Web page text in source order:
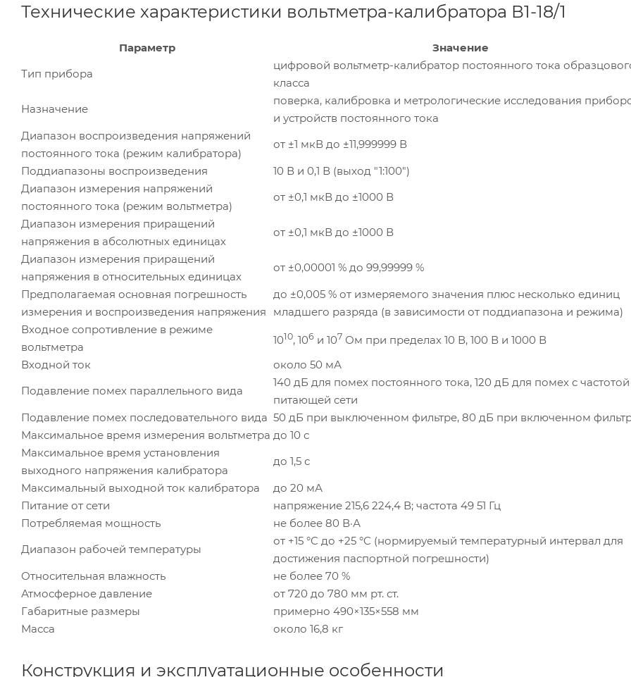
Технические характеристики вольтметра-калибратора В1-18/1
Параметр
Значение
Тип прибора
цифровой вольтметр-калибратор постоянного тока
класса
Назначение
поверка, калибровка и метрологические исследования
и устройств постоянного тока
Диапазон воспроизведения напряжений
постоянного тока (режим калибратора)
от ±1 мкВ до ±11,999999 В
Поддиапазоны воспроизведения
10 В и 0,1 В (выход "1:100")
Диапазон измерения напряжений
постоянного тока (режим вольтметра)
от ±0,1 мкВ до ±1000 В
Диапазон измерения приращений
напряжения в абсолютных единицах
от ±0,1 мкВ до ±1000 В
Диапазон измерения приращений
напряжения в относительных единицах
от ±0,00001 % до 99,99999 %
Предполагаемая основная погрешность
измерения и воспроизведения напряжения
до ±0,005 % от измеряемого значения плюс несколько единиц
младшего разряда (в зависимости от поддиапазона и режима)
Входное сопротивление в режиме
вольтметра
1010, 106 и 107 Ом при пределах 10 В, 100 В и 1000 В
Входной ток
около 50 мА
Подавление помех параллельного вида
140 дБ для помех постоянного тока, 120 дБ для помех с частотой
питающей сети
Подавление помех последовательного вида 50 дБ при выключенном фильтре, 80 дБ при включенном
Максимальное время измерения вольтметра до 10 с
Максимальное время установления
выходного напряжения калибратора
до 1,5 с
Максимальный выходной ток калибратора
до 20 мА
Питание от сети
напряжение 215,6 224,4 В; частота 49 51 Гц
Потребляемая мощность
не более 80 В·А
Диапазон рабочей температуры
от +15 °C до +25 °C (нормируемый температурный интервал для
достижения паспортной погрешности)
Относительная влажность
не более 70 %
Атмосферное давление
от 720 до 780 мм рт. ст.
Габаритные размеры
примерно 490×135×558 мм
Масса
около 16,8 кг
Конструкция и эксплуатационные особенности